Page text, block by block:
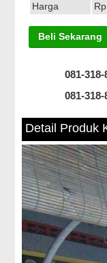
Harga
Beli Sekarang
081-318-
081-318-
Detail Produk